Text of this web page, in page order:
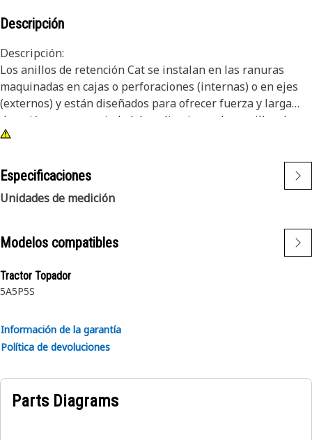
Descripción
Descripción:
Los anillos de retención Cat se instalan en las ranuras
maquinadas en cajas o perforaciones (internas) o en ejes
(externos) y están diseñados para ofrecer fuerza y larga
duración en una variedad de aplicaciones. Los anillos de
retención Cat se fabrican de acuerdo con especificaciones
productividad. Puede confiar en que este producto
"Construido para producir" lo ayudará a realizar más
tareas. Los anillos de retención cumplen o superan los
en un eje o una ranura de caja para retener un
componente o conjunto.
Especificaciones
Unidades de medición
Modelos compatibles
Tractor Topador
5A5P5S
Información de la garantía
Política de devoluciones
Parts Diagrams